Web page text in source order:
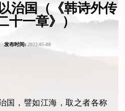
治国（《韩诗外传
十一章》）
发布时间:2022-05-08
国，譬如江海，取之者各称